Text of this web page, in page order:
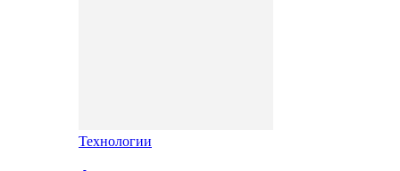
Технологии